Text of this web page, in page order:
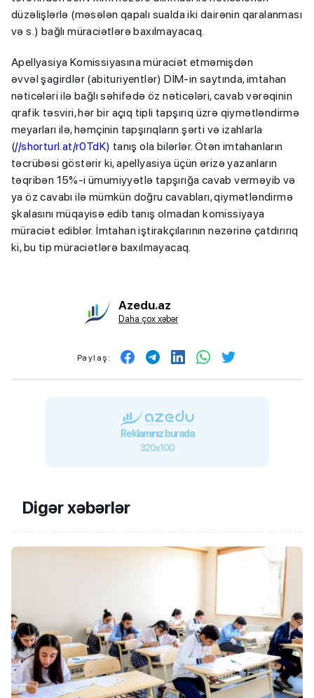
düzəlişlərlə (məsələn qapalı sualda iki dairənin qaralanması
və s.) bağlı müraciətlərə baxılmayacaq.
Apellyasiya Komissiyasına müraciət etməmişdən
əvvəl şagirdlər (abituriyentlər) DİM-in saytında, imtahan
nəticələri ilə bağlı səhifədə öz nəticələri, cavab vərəqinin
qrafik təsviri, hər bir açıq tipli tapşırıq üzrə qiymətləndirmə
meyarları ilə, həmçinin tapşırıqların şərti və izahlarla
(//shorturl.at/r0TdK) tanış ola bilərlər. Ötən imtahanların
təcrübəsi göstərir ki, apellyasiya üçün ərizə yazanların
təqribən 15%-i ümumiyyətlə tapşırığa cavab verməyib və
ya öz cavabı ilə mümkün doğru cavabları, qiymətləndirmə
şkalasını müqayisə edib tanış olmadan komissiyaya
müraciət ediblər. İmtahan iştirakçılarının nəzərinə çatdırırıq
ki, bu tip müraciətlərə baxılmayacaq.
Azedu.az
Daha çox xəbər
Paylaş:
Reklamınız burada
320x100
Digər xəbərlər